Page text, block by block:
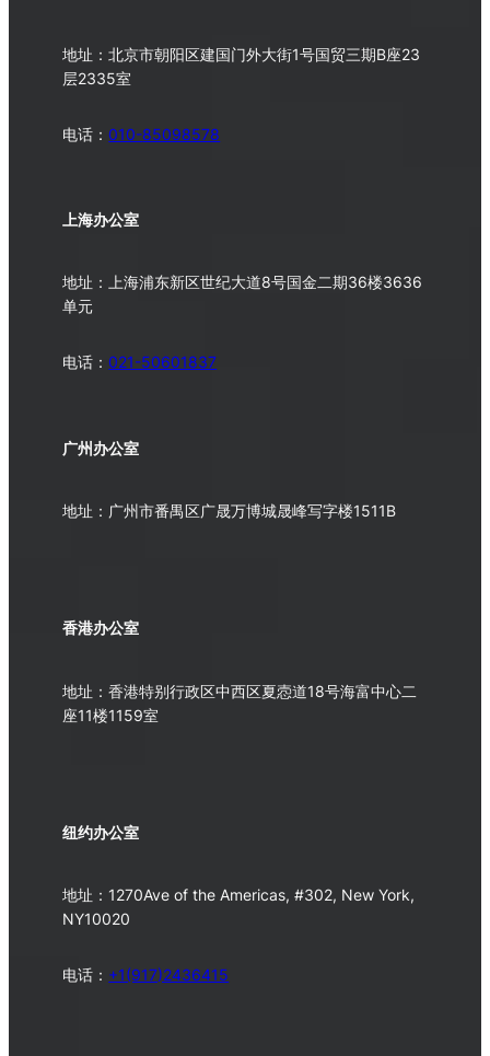
地址：北京市朝阳区建国门外大街1号国贸三期B座23
层2335室
电话：010-85098578
上海办公室
地址：上海浦东新区世纪大道8号国金二期36楼3636
单元
电话：021-50601837
广州办公室
地址：广州市番禺区广晟万博城晟峰写字楼1511B
香港办公室
地址：香港特别行政区中西区夏悫道18号海富中心二
座11楼1159室
纽约办公室
地址：1270Ave of the Americas, #302, New York,
NY10020
电话： +1(917)2436415